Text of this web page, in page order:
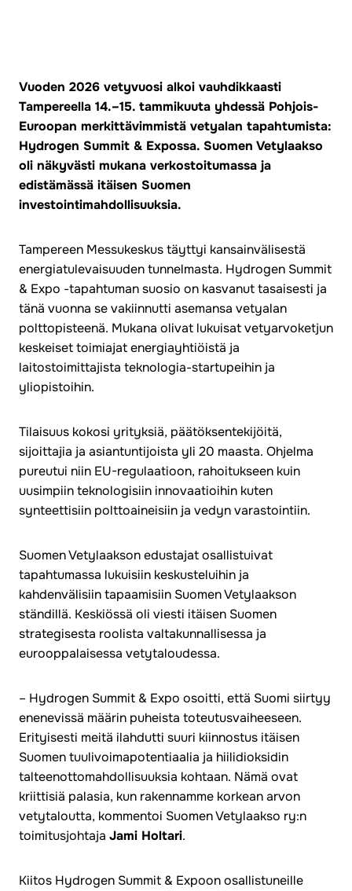
Vuoden 2026 vetyvuosi alkoi vauhdikkaasti
Tampereella 14.–15. tammikuuta yhdessä Pohjois-
Euroopan merkittävimmistä vetyalan tapahtumista:
Hydrogen Summit & Expossa. Suomen Vetylaakso
oli näkyvästi mukana verkostoitumassa ja
edistämässä itäisen Suomen
investointimahdollisuuksia.
Tampereen Messukeskus täyttyi kansainvälisestä
energiatulevaisuuden tunnelmasta. Hydrogen Summit
& Expo -tapahtuman suosio on kasvanut tasaisesti ja
tänä vuonna se vakiinnutti asemansa vetyalan
polttopisteenä. Mukana olivat lukuisat vetyarvoketjun
keskeiset toimiajat energiayhtiöistä ja
laitostoimittajista teknologia-startupeihin ja
yliopistoihin.
Tilaisuus kokosi yrityksiä, päätöksentekijöitä,
sijoittajia ja asiantuntijoista yli 20 maasta. Ohjelma
pureutui niin EU-regulaatioon, rahoitukseen kuin
uusimpiin teknologisiin innovaatioihin kuten
synteettisiin polttoaineisiin ja vedyn varastointiin.
Suomen Vetylaakson edustajat osallistuivat
tapahtumassa lukuisiin keskusteluihin ja
kahdenvälisiin tapaamisiin Suomen Vetylaakson
ständillä. Keskiössä oli viesti itäisen Suomen
strategisesta roolista valtakunnallisessa ja
eurooppalaisessa vetytaloudessa.
– Hydrogen Summit & Expo osoitti, että Suomi siirtyy
enenevissä määrin puheista toteutusvaiheeseen.
Erityisesti meitä ilahdutti suuri kiinnostus itäisen
Suomen tuulivoimapotentiaalia ja hiilidioksidin
talteenottomahdollisuuksia kohtaan. Nämä ovat
kriittisiä palasia, kun rakennamme korkean arvon
vetytaloutta, kommentoi Suomen Vetylaakso ry:n
toimitusjohtaja Jami Holtari.
Kiitos Hydrogen Summit & Expoon osallistuneille